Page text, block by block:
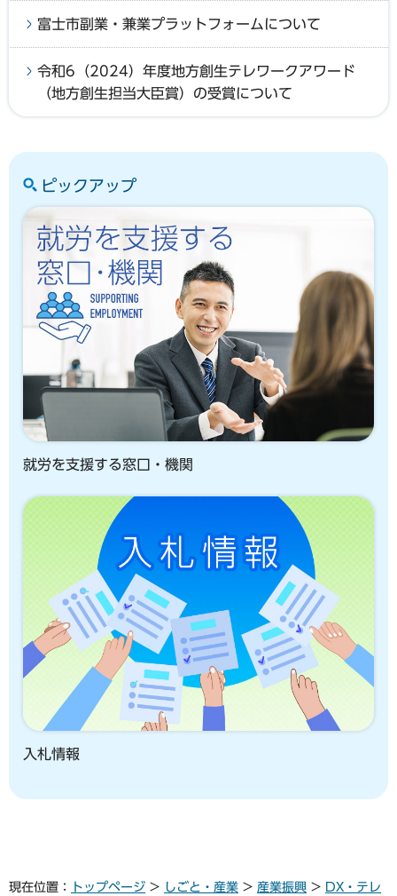
富士市副業・兼業プラットフォームについて
令和6（2024）年度地方創生テレワークアワード
（地方創生担当大臣賞）の受賞について
ピックアップ
就労を支援する窓口・機関
入札情報
現在位置： トップページ > しごと・産業 > 産業振興 > DX・テレ